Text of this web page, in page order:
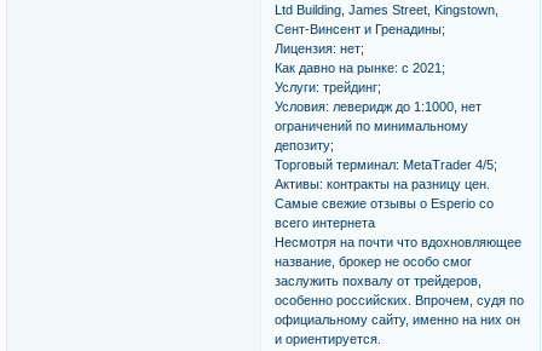
Ltd Building, James Street, Kingstown,
Сент-Винсент и Гренадины;
Лицензия: нет;
Как давно на рынке: с 2021;
Услуги: трейдинг;
Условия: леверидж до 1:1000, нет
ограничений по минимальному
депозиту;
Торговый терминал: MetaTrader 4/5;
Активы: контракты на разницу цен.
Самые свежие отзывы о Esperio со
всего интернета
Несмотря на почти что вдохновляющее
название, брокер не особо смог
заслужить похвалу от трейдеров,
особенно российских. Впрочем, судя по
официальному сайту, именно на них он
и ориентируется.